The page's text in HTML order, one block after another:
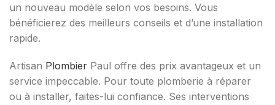
un nouveau modèle selon vos besoins. Vous
bénéficierez des meilleurs conseils et d’une installation
rapide.
Artisan Plombier Paul offre des prix avantageux et un
service impeccable. Pour toute plomberie à réparer
ou à installer, faites-lui confiance. Ses interventions